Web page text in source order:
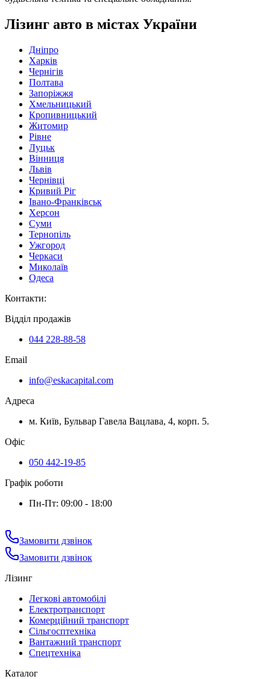
Лізинг авто в містах України
Дніпро
Харків
Чернігів
Полтава
Запоріжжя
Хмельницький
Кропивницький
Житомир
Рівне
Луцьк
Вінниця
Львів
Чернівці
Кривий Ріг
Івано-Франківськ
Херсон
Суми
Тернопіль
Ужгород
Черкаси
Миколаїв
Одеса
Контакти:
Відділ продажів
044 228-88-58
Email
info@eskacapital.com
Адреса
м. Київ, Бульвар Гавела Вацлава, 4, корп. 5.
Офіс
050 442-19-85
Графік роботи
Пн-Пт: 09:00 - 18:00
Замовити дзвінок
Замовити дзвінок
Лізинг
Легкові автомобілі
Електротранспорт
Комерційний транспорт
Сільгосптехніка
Вантажний транспорт
Спецтехніка
Каталог